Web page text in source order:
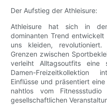
Der Aufstieg der Athleisure:
Athleisure hat sich in
dominanten Trend
uns kleiden,
Grenzen zwischen
verleiht Alltagsoutfits eine
Damen-Freizeitkollektion
Einflüsse und präsentiert
nahtlos vom
gesellschaftlichen